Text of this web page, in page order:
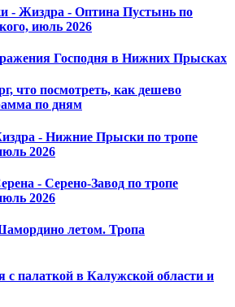
- Жиздра - Оптина Пустынь по
июль 2026
Господня в Нижних Прысках
что посмотреть, как дешево
по дням
- Нижние Прыски по тропе
2026
- Серено-Завод по тропе
2026
летом. Тропа
с палаткой в Калужской области и